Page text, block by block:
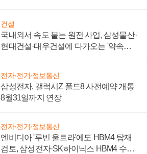
건설
국내외서 속도 붙는 원전 사업, 삼성물산·
현대건설·대우건설에 다가오는 '약속의
전자·전기·정보통신
삼성전자, 갤럭시Z 폴드8 사전예약 개통
8월31일까지 연장
전자·전기·정보통신
엔비디아 '루빈 울트라'에도 HBM4 탑재
검토, 삼성전자·SK하이닉스 HBM4 수율